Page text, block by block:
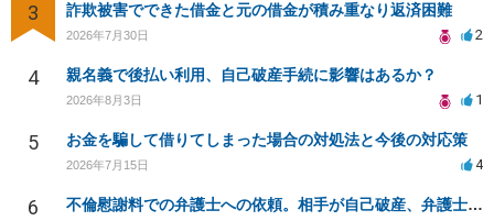
3 詐欺被害でできた借金と元の借金が積み重なり返済困難
2026年7月30日 2
4 親名義で後払い利用、自己破産手続に影響はあるか？
2026年8月3日 1
5 お金を騙して借りてしまった場合の対処法と今後の対応策
2026年7月15日 4
6 不倫慰謝料での弁護士への依頼。相手が自己破産、弁護士との契約範囲は？